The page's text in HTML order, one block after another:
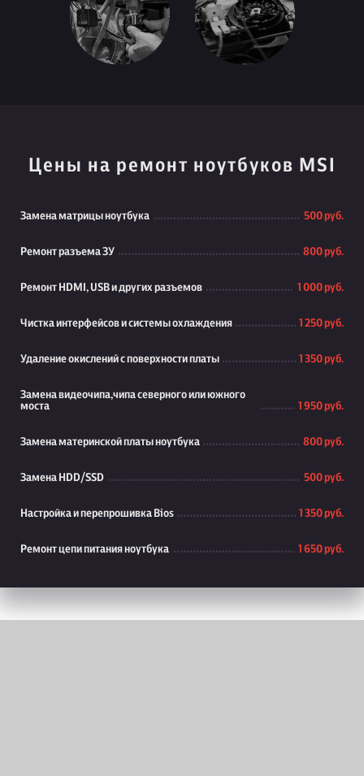
Цены на ремонт ноутбуков MSI
Замена матрицы ноутбука 500 руб.
Ремонт разъема ЗУ 800 руб.
Ремонт HDMI, USB и других разъемов 1 000 руб.
Чистка интерфейсов и системы охлаждения 1 250 руб.
Удаление окислений с поверхности платы 1 350 руб.
Замена видеочипа,чипа северного или южного
моста
1 950 руб.
Замена материнской платы ноутбука 800 руб.
Замена HDD/SSD 500 руб.
Настройка и перепрошивка Bios 1 350 руб.
Ремонт цепи питания ноутбука 1 650 руб.